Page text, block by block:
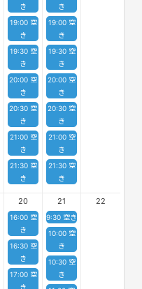
き
19:00 空
き
19:30 空
き
20:00 空
き
20:30 空
き
21:00 空
き
21:30 空
き
き
19:00 空
き
19:30 空
き
20:00 空
き
20:30 空
き
21:00 空
き
21:30 空
き
20
16:00 空
き
16:30 空
き
17:00 空
き
21
9:30 空き
10:00 空
き
10:30 空
き
22